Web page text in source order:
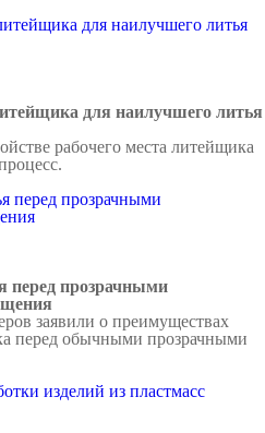
для наилучшего литья
рабочего места литейщика
перед прозрачными
заявили о преимуществах
перед обычными прозрачными